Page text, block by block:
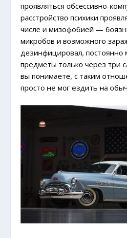
проявляться обсессивно-
расстройство психики
числе и мизофобией —
микробов и возможного
дезинфицировал, постоянно
предметы только через три
вы понимаете, с таким
просто не мог ездить на